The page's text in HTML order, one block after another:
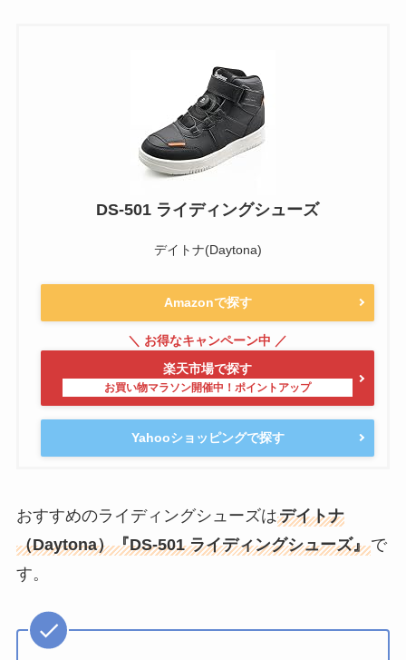
DS-501 ライディングシューズ
デイトナ(Daytona)
Amazonで探す
楽天市場で探す
Yahooショッピングで探す
おすすめのライディングシューズはデイトナ
（Daytona）『DS-501 ライディングシューズ』で
す。